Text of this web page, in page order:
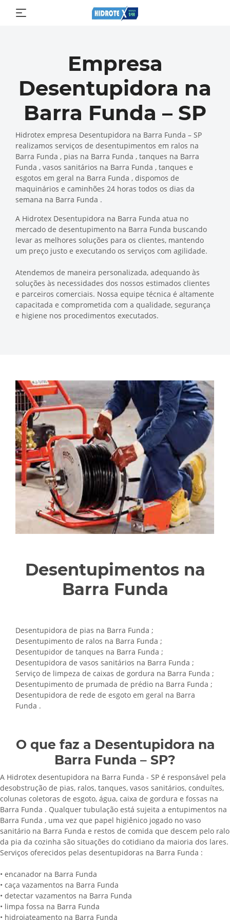
Empresa
Desentupidora na
Barra Funda – SP
Hidrotex empresa Desentupidora na Barra Funda – SP
realizamos serviços de desentupimentos em ralos na
Barra Funda , pias na Barra Funda , tanques na Barra
Funda , vasos sanitários na Barra Funda , tanques e
esgotos em geral na Barra Funda , dispomos de
maquinários e caminhões 24 horas todos os dias da
semana na Barra Funda .
A Hidrotex Desentupidora na Barra Funda atua no
mercado de desentupimento na Barra Funda buscando
levar as melhores soluções para os clientes, mantendo
um preço justo e executando os serviços com agilidade.
Atendemos de maneira personalizada, adequando às
soluções às necessidades dos nossos estimados clientes
e parceiros comerciais. Nossa equipe técnica é altamente
capacitada e comprometida com a qualidade, segurança
e higiene nos procedimentos executados.
Desentupimentos na
Barra Funda
Desentupidora de pias na Barra Funda ;
Desentupimento de ralos na Barra Funda ;
Desentupidor de tanques na Barra Funda ;
Desentupidora de vasos sanitários na Barra Funda ;
Serviço de limpeza de caixas de gordura na Barra Funda ;
Desentupimento de prumada de prédio na Barra Funda ;
Desentupidora de rede de esgoto em geral na Barra
Funda .
O que faz a Desentupidora na
Barra Funda – SP?
A Hidrotex desentupidora na Barra Funda - SP é responsável pela
desobstrução de pias, ralos, tanques, vasos sanitários, conduítes,
colunas coletoras de esgoto, água, caixa de gordura e fossas na
Barra Funda . Qualquer tubulação está sujeita a entupimentos na
Barra Funda , uma vez que papel higiênico jogado no vaso
sanitário na Barra Funda e restos de comida que descem pelo ralo
da pia da cozinha são situações do cotidiano da maioria dos lares.
Serviços oferecidos pelas desentupidoras na Barra Funda :
• encanador na Barra Funda
• caça vazamentos na Barra Funda
• detectar vazamentos na Barra Funda
• limpa fossa na Barra Funda
• hidrojateamento na Barra Funda